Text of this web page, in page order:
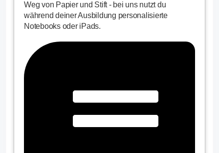
Weg von Papier und Stift - bei uns nutzt du
während deiner Ausbildung personalisierte
Notebooks oder iPads.